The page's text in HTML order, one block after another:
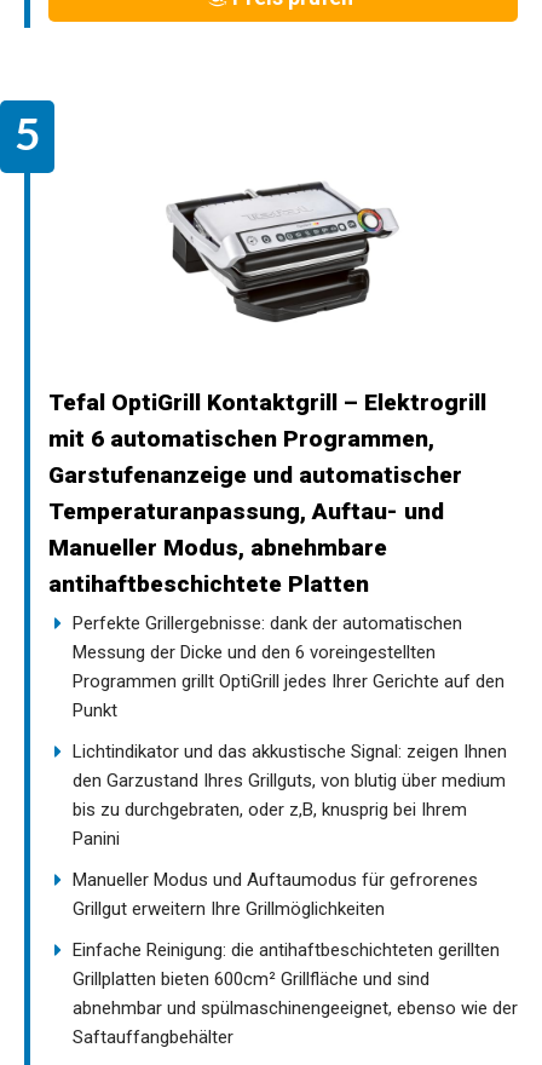
Tefal OptiGrill Kontaktgrill – Elektrogrill
mit 6 automatischen Programmen,
Garstufenanzeige und automatischer
Temperaturanpassung, Auftau- und
Manueller Modus, abnehmbare
antihaftbeschichtete Platten
Perfekte Grillergebnisse: dank der automatischen
Messung der Dicke und den 6 voreingestellten
Programmen grillt OptiGrill jedes Ihrer Gerichte auf den
Punkt
Lichtindikator und das akkustische Signal: zeigen Ihnen
den Garzustand Ihres Grillguts, von blutig über medium
bis zu durchgebraten, oder z,B, knusprig bei Ihrem
Panini
Manueller Modus und Auftaumodus für gefrorenes
Grillgut erweitern Ihre Grillmöglichkeiten
Einfache Reinigung: die antihaftbeschichteten gerillten
Grillplatten bieten 600cm² Grillfläche und sind
abnehmbar und spülmaschinengeeignet, ebenso wie der
Saftauffangbehälter